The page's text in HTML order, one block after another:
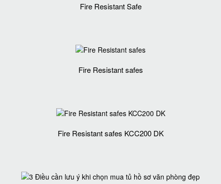
Fire Resistant Safe
Fire Resistant safes
Fire Resistant safes KCC200 DK